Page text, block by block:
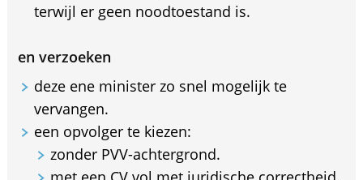
terwijl er geen noodtoestand is.
en verzoeken
deze ene minister zo snel mogelijk te
vervangen.
een opvolger te kiezen:
zonder PVV-achtergrond.